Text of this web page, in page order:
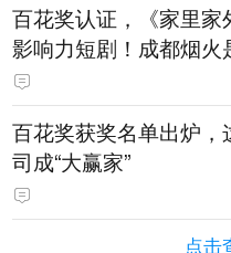
百花奖认证，《家里家
影响力短剧！成都烟火
百花奖获奖名单出炉，
司成“大赢家”
点击